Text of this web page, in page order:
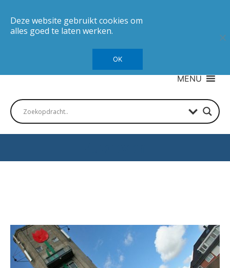
MENU
Deze website gebruikt cookies om
alles goed te laten werken.
OK